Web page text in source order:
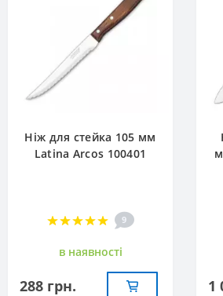
Ніж для стейка 105 мм
Latina Arcos 100401
9
в наявностi
288 грн. 1